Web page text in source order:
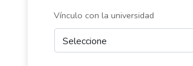
Vínculo con la universidad